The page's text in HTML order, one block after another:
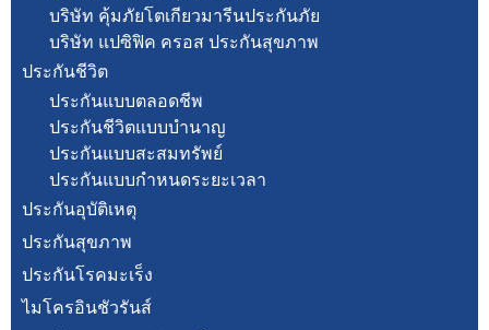
บริษัท คุ้มภัยโตเกียวมารีนประกันภัย
บริษัท แปซิฟิค ครอส ประกันสุขภาพ
ประกันชีวิต
ประกันแบบตลอดชีพ
ประกันชีวิตแบบบำนาญ
ประกันแบบสะสมทรัพย์
ประกันแบบกำหนดระยะเวลา
ประกันอุบัติเหตุ
ประกันสุขภาพ
ประกันโรคมะเร็ง
ไมโครอินชัวรันส์